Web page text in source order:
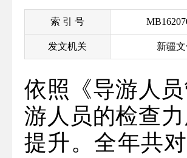
索 引 号
发文机关 新疆
依照《导游人
游人员的检查
提升。全年共